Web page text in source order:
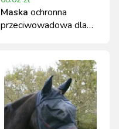
Maska ochronna
przeciwowadowa dla